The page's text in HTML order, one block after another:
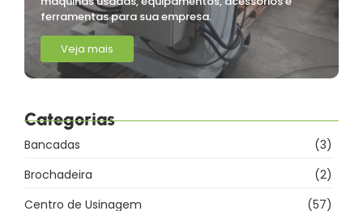
ferramentas para sua empresa.
Veja mais
Categorias
Bancadas
(3)
Brochadeira
(2)
Centro de Usinagem
(57)